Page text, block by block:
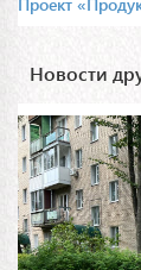
Проект
Новости